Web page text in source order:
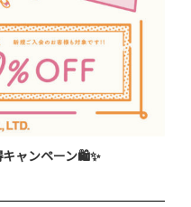
ャンペーン🛍️✨